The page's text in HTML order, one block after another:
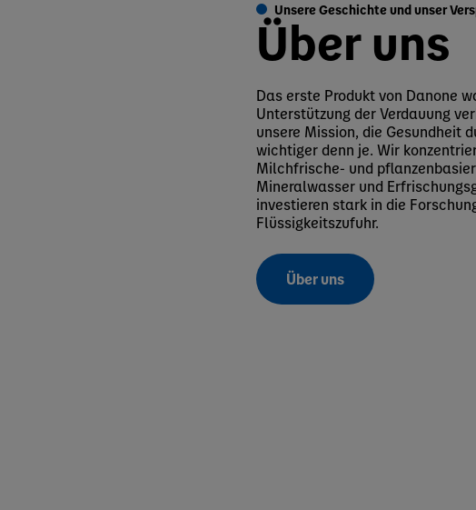
Unsere Geschichte und unser
Über uns
Das erste Produkt von Danone
Unterstützung der Verdauung
unsere Mission, die Gesundheit
wichtiger denn je. Wir
Milchfrische- und
Mineralwasser und
investieren stark in die
Flüssigkeitszufuhr.
Über uns